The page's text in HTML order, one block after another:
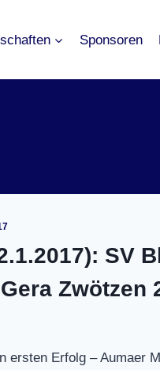
Sponsoren
SV
Zwötzen
ersten Erfolg – Aumaer